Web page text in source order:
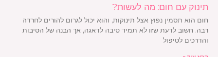
תינוק עם חום: מה לעשות?
חום הוא תסמין נפוץ אצל תינוקות, והוא יכול לגרום להורים לחרדה
רבה. חשוב לדעת שזו לא תמיד סיבה לדאגה, אך הבנה של הסיבות
והדרכים לטיפול